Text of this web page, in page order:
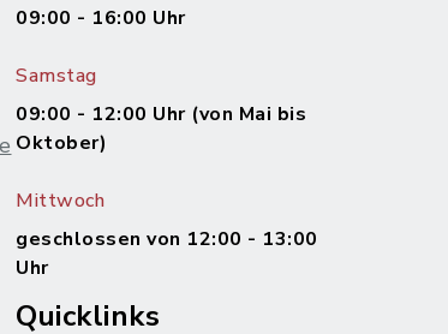
09:00 - 16:00 Uhr
Samstag
09:00 - 12:00 Uhr (von Mai bis
Oktober)
Mittwoch
geschlossen von 12:00 - 13:00
Uhr
Quicklinks